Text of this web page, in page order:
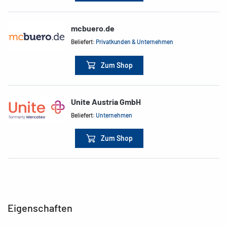
mcbuero.de
Beliefert:Privatkunden & Unternehmen
Zum Shop
Unite Austria GmbH
Beliefert:Unternehmen
Zum Shop
Eigenschaften